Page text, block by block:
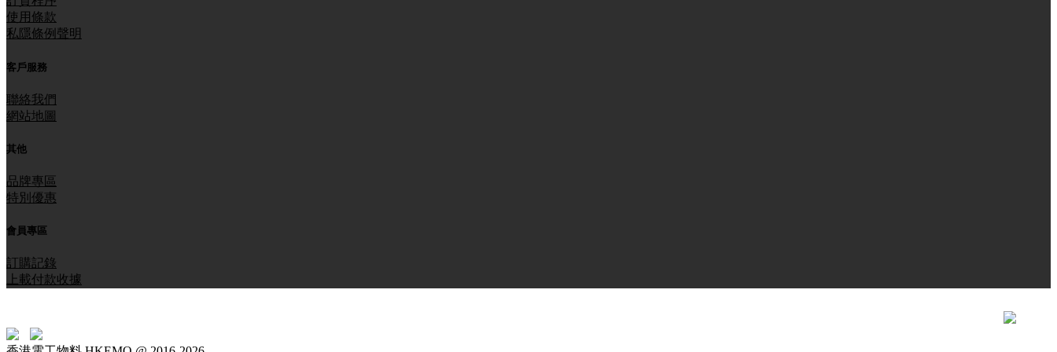
使用條款
私隱條例聲明
客戶服務
聯絡我們
網站地圖
其他
品牌專區
特別優惠
會員專區
訂購記錄
上載付款收據